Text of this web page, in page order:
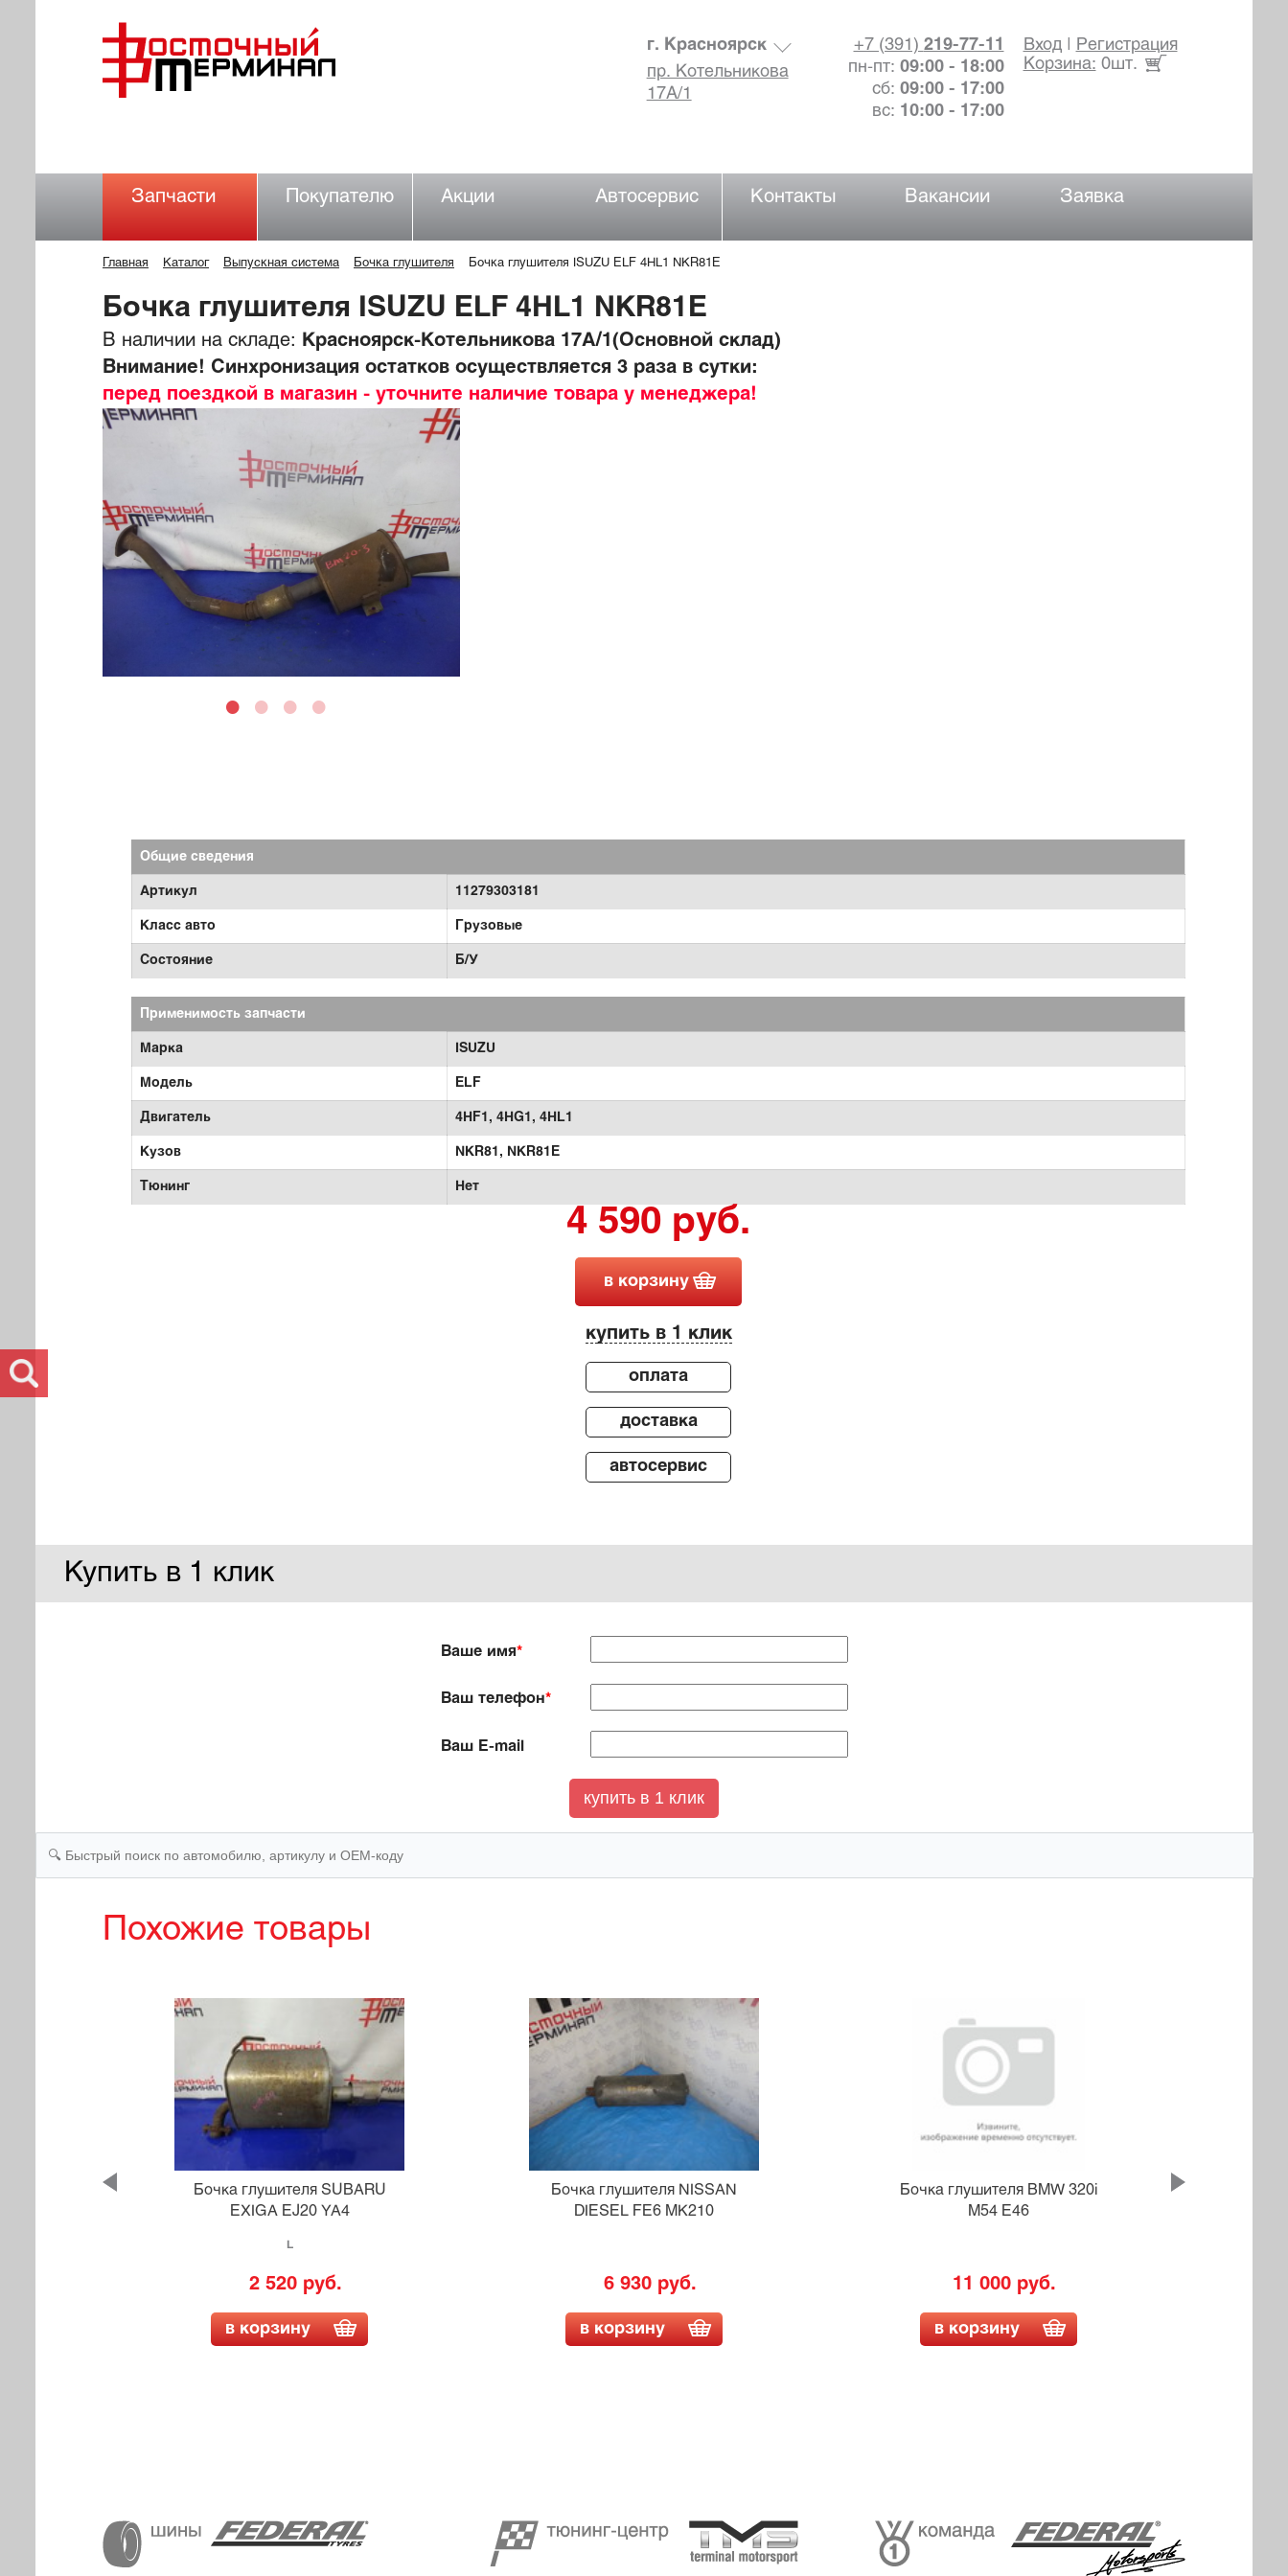
Вход|
Регистрация
Корзина: 0шт.
+7 (391) 219-77-11
пн-пт: 09:00 - 18:00
сб: 09:00 - 17:00
вс: 10:00 - 17:00
г. Красноярск
пр. Котельникова
17А/1
Запчасти Покупателю Акции Автосервис Контакты Вакансии Заявка
Главная Каталог Выпускная система Бочка глушителя Бочка глушителя ISUZU ELF 4HL1 NKR81E
Бочка глушителя ISUZU ELF 4HL1 NKR81E
В наличии на складе:
Красноярск-Котельникова 17А/1(Основной склад)
Внимание! Синхронизация остатков осуществляется 3 раза в сутки:
перед поездкой в магазин - уточните наличие товара у менеджера!
Общие сведения
Артикул 11279303181
Класс авто Грузовые
Состояние Б/У
Применимость запчасти
Марка ISUZU
Модель ELF
Двигатель 4HF1, 4HG1, 4HL1
Кузов NKR81, NKR81E
Тюнинг Нет
4 590 руб.
в корзину
купить в 1 клик
оплата
доставка
автосервис
Купить в 1 клик
Ваше имя*
Ваш телефон*
Ваш E-mail
Похожие товары
Бочка глушителя SUBARU
EXIGA EJ20 YA4
L
2 520 руб.
в корзину
Бочка глушителя NISSAN
DIESEL FE6 MK210
6 930 руб.
в корзину
Бочка глушителя BMW 320i
M54 E46
11 000 руб.
в корзину